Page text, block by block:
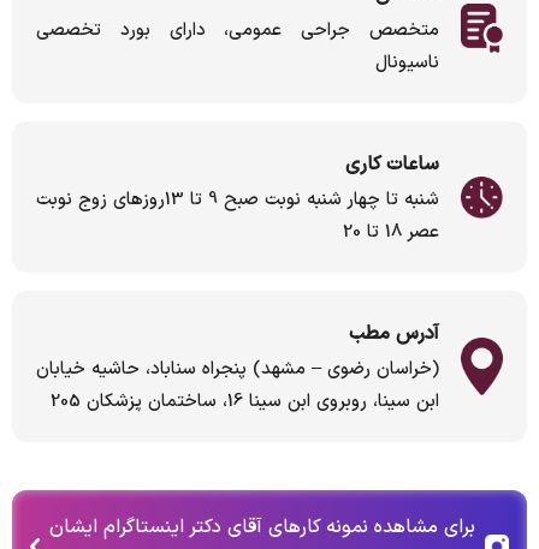
متخصص جراحی عمومی، دارای بورد تخصصی
ناسیونال
ساعات کاری
شنبه تا چهار شنبه نوبت صبح 9 تا 13روزهای زوج نوبت
عصر 18 تا 20
آدرس مطب
(خراسان رضوی – مشهد) پنجراه سناباد، حاشیه خیابان
ابن سینا، روبروی ابن سینا 16، ساختمان پزشکان 205
برای مشاهده نمونه کارهای آقای دکتر اینستاگرام ایشان